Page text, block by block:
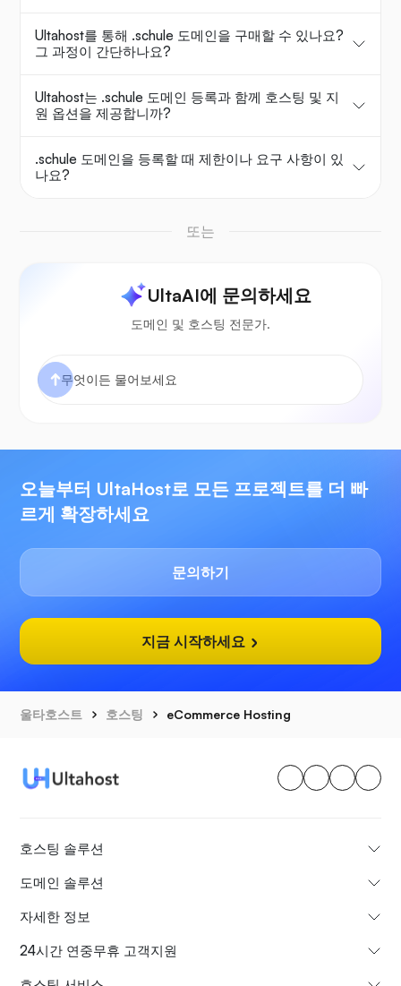
Ultahost를 통해 .schule 도메인을 구매할 수 있나요?
그 과정이 간단하나요?
Ultahost는 .schule 도메인 등록과 함께 호스팅 및 지
원 옵션을 제공합니까?
.schule 도메인을 등록할 때 제한이나 요구 사항이 있
나요?
또는
UltaAI에 문의하세요
도메인 및 호스팅 전문가.
오늘부터 UltaHost로 모든 프로젝트를 더 빠
르게 확장하세요
문의하기
지금 시작하세요
울타호스트 호스팅 eCommerce Hosting
호스팅 솔루션
도메인 솔루션
자세한 정보
24시간 연중무휴 고객지원